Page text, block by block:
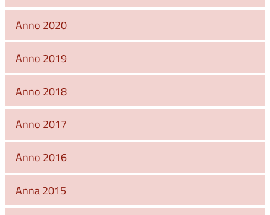
Anno 2020
Anno 2019
Anno 2018
Anno 2017
Anno 2016
Anna 2015